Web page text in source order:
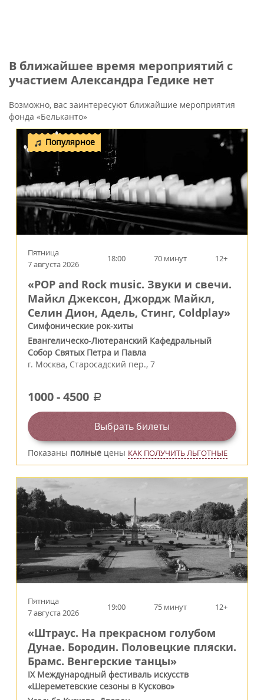
В ближайшее время мероприятий с
участием Александра Гедике нет
Возможно, вас заинтересуют ближайшие мероприятия
фонда «Бельканто»
Популярное
Пятница
7 августа 2026
18:00 70 минут 12+
«POP and Rock music. Звуки и свечи.
Майкл Джексон, Джордж Майкл,
Селин Дион, Адель, Стинг, Coldplay»
Симфонические рок-хиты
Евангелическо-Лютеранский Кафедральный
Собор Святых Петра и Павла
г. Москва, Старосадский пер., 7
1000-4500 a
Выбрать билеты
Показаны полные цены КАК ПОЛУЧИТЬ ЛЬГОТНЫЕ
Пятница
7 августа 2026
19:00 75 минут 12+
«Штраус. На прекрасном голубом
Дунае. Бородин. Половецкие пляски.
Брамс. Венгерские танцы»
IX Международный фестиваль искусств
«Шереметевские сезоны в Кусково»